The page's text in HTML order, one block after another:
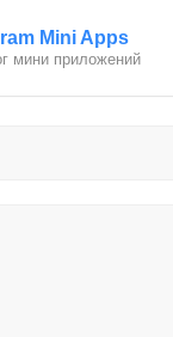
Mini Apps
мини приложений